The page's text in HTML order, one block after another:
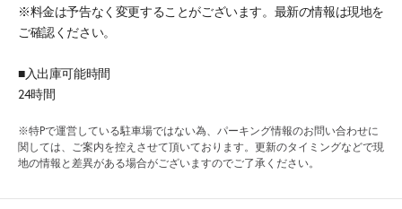
※料金は予告なく変更することがございます。最新の情報は現地を
ご確認ください。
■入出庫可能時間
24時間
※特Pで運営している駐車場ではない為、パーキング情報のお問い合わせに
関しては、ご案内を控えさせて頂いております。更新のタイミングなどで現
地の情報と差異がある場合がございますのでご了承ください。